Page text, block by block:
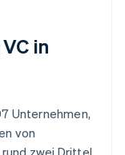
in
Unternehmen,
von